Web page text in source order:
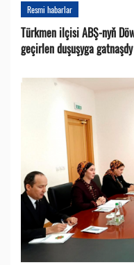
Resmi habarlar
Türkmen ilçisi ABŞ-nyň
geçirlen duşuşyga gatnaşdy